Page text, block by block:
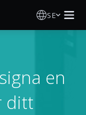
SE
en
ditt